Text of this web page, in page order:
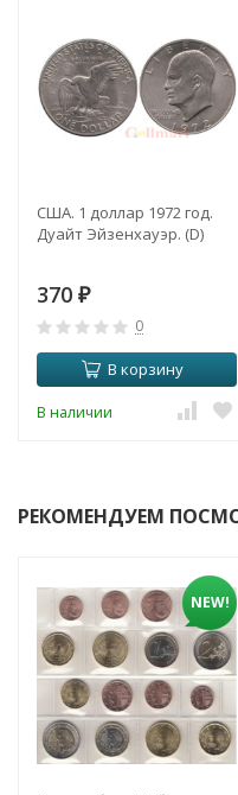
США. 1 доллар 1972 год.
Дуайт Эйзенхауэр. (D)
370 ₽
0
В корзину
В наличии
РЕКОМЕНДУЕМ
NEW!